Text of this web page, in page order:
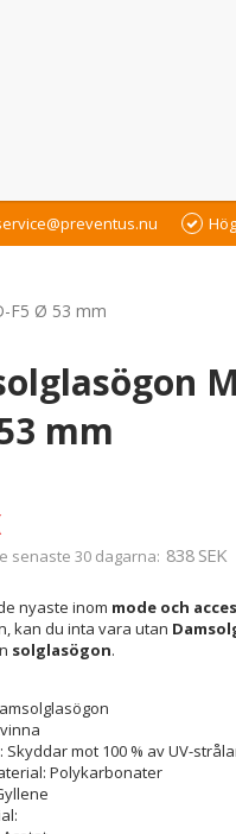
F5 Ø 53 mm
mm
senaste 30 dagarna 838 SEK
nyaste inom mode och
kan du inta vara utan
solglasögon.
Skyddar mot 100 % av UV-
Polykarbonater